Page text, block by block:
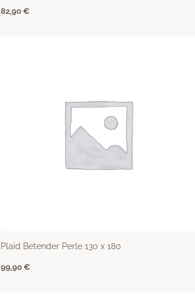
82,90 €
Plaid Betender Perle 130 x 180
99,90 €